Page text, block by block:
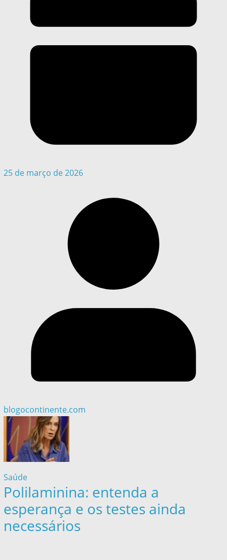
25 de março de 2026
blogocontinente.com
Saúde
Polilaminina: entenda a
esperança e os testes ainda
necessários